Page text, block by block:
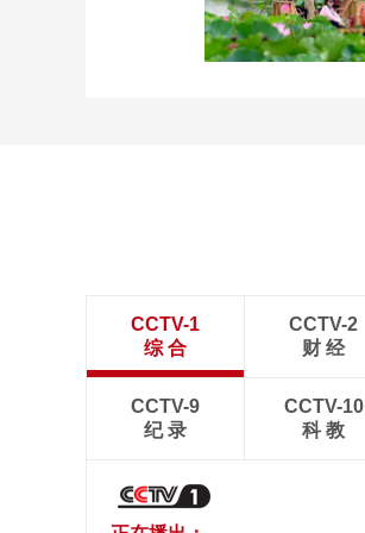
立秋近 采菱忙
CCTV-1
综 合
CCTV-2
财 经
CCTV-9
纪 录
CCTV-10
科 教